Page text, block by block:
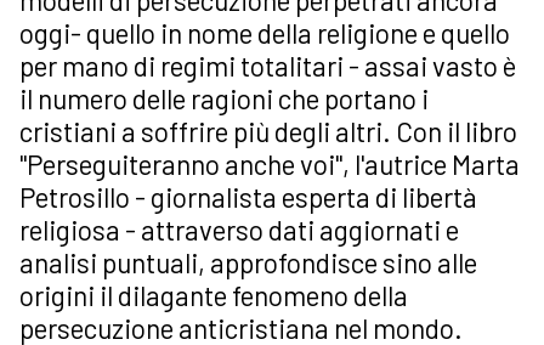
oggi- quello in nome della religione e quello
per mano di regimi totalitari - assai vasto è
il numero delle ragioni che portano i
cristiani a soffrire più degli altri. Con il libro
"Perseguiteranno anche voi", l'autrice Marta
Petrosillo - giornalista esperta di libertà
religiosa - attraverso dati aggiornati e
analisi puntuali, approfondisce sino alle
origini il dilagante fenomeno della
persecuzione anticristiana nel mondo.